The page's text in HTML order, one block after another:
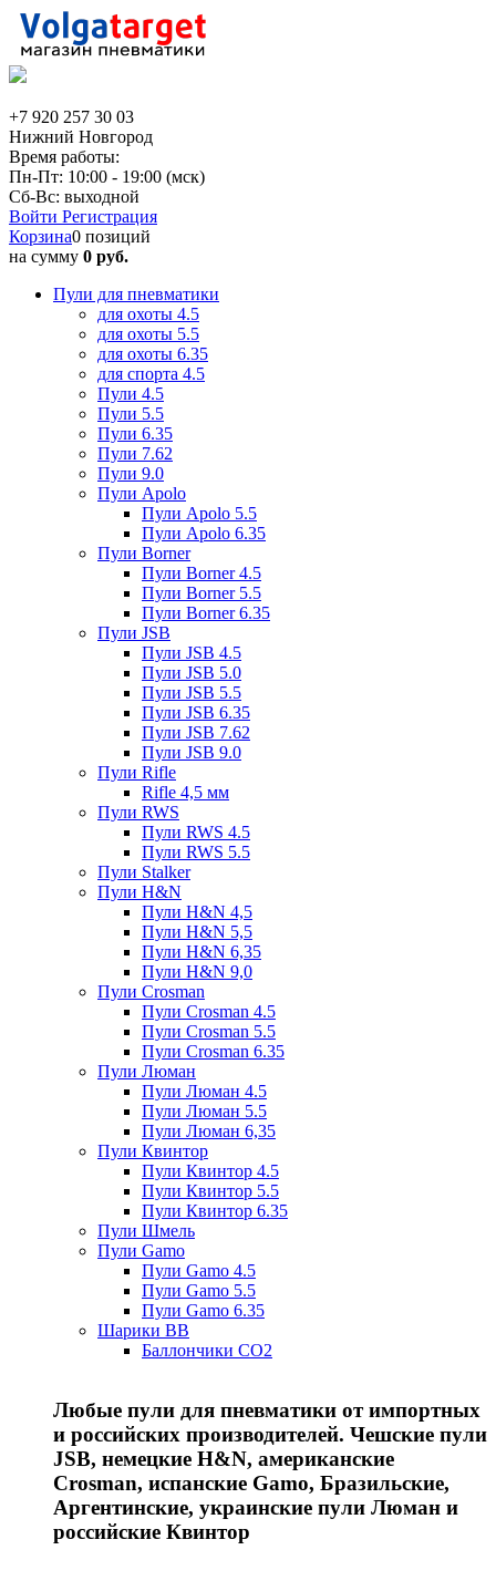
+7 920 257 30 03
Нижний Новгород
Время работы:
Пн-Пт: 10:00 - 19:00 (мск)
Сб-Вс: выходной
Войти Регистрация
Корзина0 позиций
на сумму 0 руб.
Пули для пневматики
для охоты 4.5
для охоты 5.5
для охоты 6.35
для спорта 4.5
Пули 4.5
Пули 5.5
Пули 6.35
Пули 7.62
Пули 9.0
Пули Apolo
Пули Apolo 5.5
Пули Apolo 6.35
Пули Borner
Пули Borner 4.5
Пули Borner 5.5
Пули Borner 6.35
Пули JSB
Пули JSB 4.5
Пули JSB 5.0
Пули JSB 5.5
Пули JSB 6.35
Пули JSB 7.62
Пули JSB 9.0
Пули Rifle
Rifle 4,5 мм
Пули RWS
Пули RWS 4.5
Пули RWS 5.5
Пули Stalker
Пули H&N
Пули H&N 4,5
Пули H&N 5,5
Пули H&N 6,35
Пули H&N 9,0
Пули Crosman
Пули Crosman 4.5
Пули Crosman 5.5
Пули Crosman 6.35
Пули Люман
Пули Люман 4.5
Пули Люман 5.5
Пули Люман 6,35
Пули Квинтор
Пули Квинтор 4.5
Пули Квинтор 5.5
Пули Квинтор 6.35
Пули Шмель
Пули Gamo
Пули Gamo 4.5
Пули Gamo 5.5
Пули Gamo 6.35
Шарики BB
Баллончики CO2
Любые пули для пневматики от импортных
и российских производителей. Чешские пули
JSB, немецкие H&N, американские
Crosman, испанские Gamo, Бразильские,
Аргентинские, украинские пули Люман и
российские Квинтор